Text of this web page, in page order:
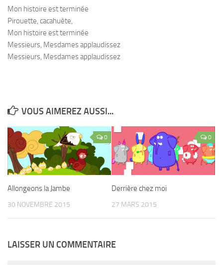
Mon histoire est terminée
Pirouette, cacahuète,
Mon histoire est terminée
Messieurs, Mesdames applaudissez
Messieurs, Mesdames applaudissez
VOUS AIMEREZ AUSSI...
0
Allongeons la Jambe
30 NOVEMBRE 2015
0
Derrière chez moi
27 MARS 2015
LAISSER UN COMMENTAIRE